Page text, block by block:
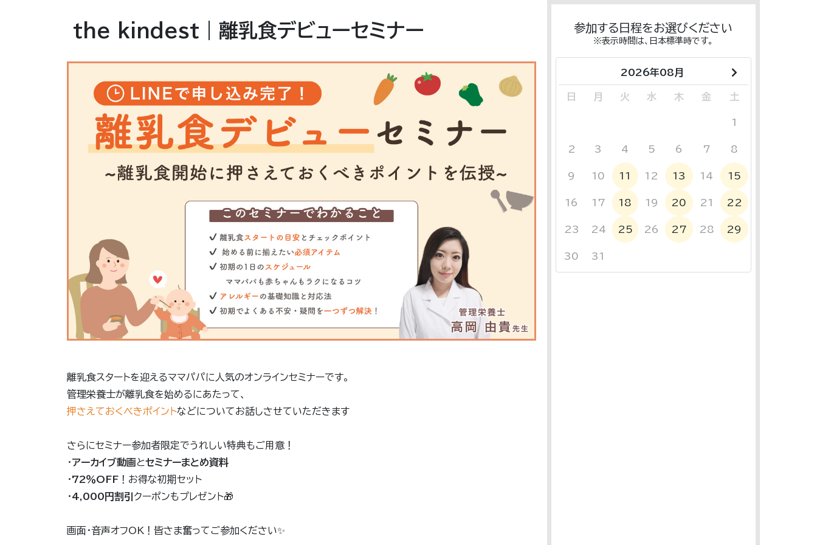
the kindest｜離乳食デビューセミナー
離乳食スタートを迎えるママパパに人気のオンラインセミナーです。
管理栄養士が離乳食を始めるにあたって、
押さえておくべきポイントなどについてお話しさせていただきます
さらにセミナー参加者限定でうれしい特典もご用意！
・アーカイブ動画とセミナーまとめ資料
・72％OFF！お得な初期セット
・4,000円割引 クーポンもプレゼント🎁
画面・音声オフOK！皆さま奮ってご参加ください✨
参加する日程をお選びください
※表示時間は、日本標準時です。
2026年08月
日 月 火 水 木 金 土
1
2 3 4 5 6 7 8
9 10 11 12 13 14 15
16 17 18 19 20 21 22
23 24 25 26 27 28 29
30 31